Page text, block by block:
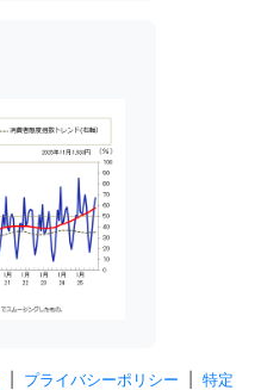
プライバシーポリシー 特定